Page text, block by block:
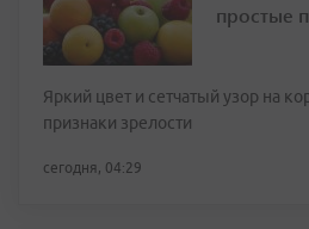
простые
Яркий цвет и сетчатый узор на
признаки зрелости
сегодня, 04:29